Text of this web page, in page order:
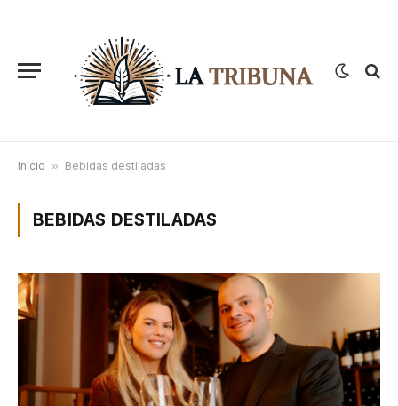
Início » Bebidas destiladas
BEBIDAS DESTILADAS